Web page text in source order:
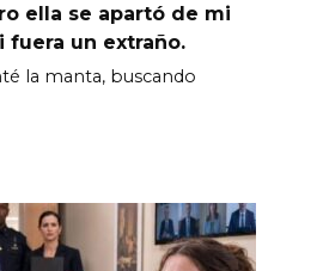
ella se apartó de mi
fuera un extraño.
la manta, buscando